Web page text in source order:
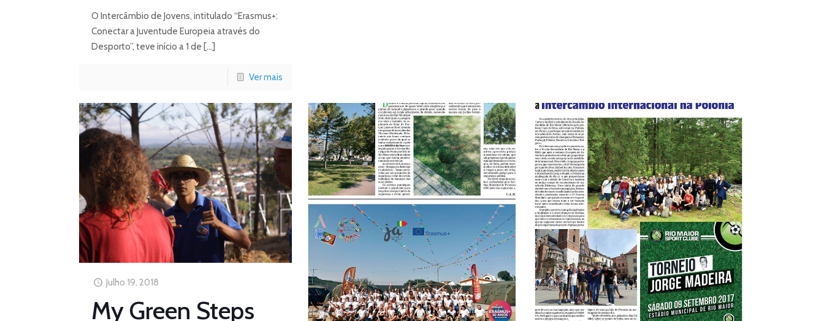
O Intercâmbio de Jovens, intitulado “Erasmus+:
Conectar a Juventude Europeia através do
Desporto”, teve início a 1 de […]
Ver mais
Julho 19, 2018
My Green Steps